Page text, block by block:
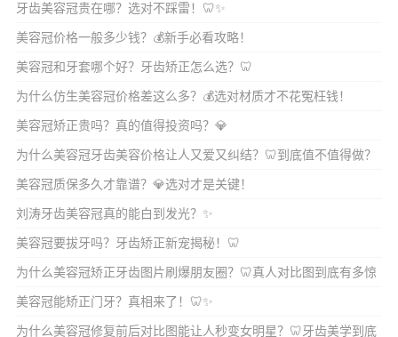
牙齿美容冠贵在哪？选对不踩雷！🦷✨
美容冠价格一般多少钱？💰新手必看攻略！
美容冠和牙套哪个好？牙齿矫正怎么选？🦷
为什么仿生美容冠价格差这么多？💰选对材质才不花冤枉钱！
美容冠矫正贵吗？真的值得投资吗？💎
为什么美容冠牙齿美容价格让人又爱又纠结？🦷到底值不值得做？
美容冠质保多久才靠谱？💎选对才是关键！
刘涛牙齿美容冠真的能白到发光？✨
美容冠要拔牙吗？牙齿矫正新宠揭秘！🦷
为什么美容冠矫正牙齿图片刷爆朋友圈？🦷真人对比图到底有多惊
艳？
美容冠能矫正门牙？真相来了！🦷✨
为什么美容冠修复前后对比图能让人秒变女明星？🦷牙齿美学到底